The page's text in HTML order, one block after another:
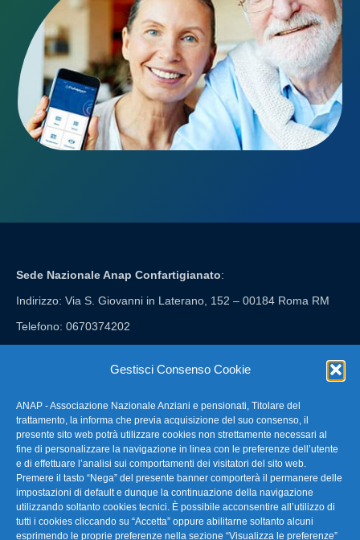
Gestisci Consenso Cookie
ANAP - Associazione Nazionale Anziani e pensionati, Titolare del
trattamento, la informa che previa acquisizione del suo consenso, il
presente sito web potrà utilizzare cookies non strettamente necessari al
fine di personalizzare la navigazione in linea con le preferenze dell’utente
e di effettuare l’analisi sui comportamenti dei visitatori del sito web.
Premere il tasto “Nega” del presente banner comporterà il permanere delle
impostazioni di default e dunque la continuazione della navigazione
utilizzando soltanto cookies tecnici. È possibile acconsentire all’utilizzo di
tutti i cookies cliccando su “Accetta” oppure abilitarne soltanto alcuni
esprimendo le proprie preferenze nella sezione “Visualizza le preferenze”
Sede Nazionale Anap Confartigianato:
Indirizzo: Via S. Giovanni in Laterano, 152 – 00184 Roma RM
Telefono: 0670374202
FAQ – Domande Frequenti
La nostra Newsletter
Link Utili
TG Confartigianato